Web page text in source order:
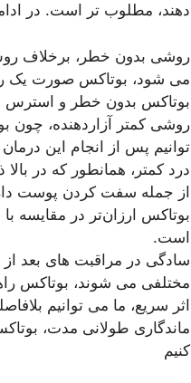
دهند، مطلوب تر است. در
روشی بدون خطر، برخلاف
می شود، بوتاکس صورت یک
بوتاکس بدون خطر و استرس
روشی کمتر آزاردهنده، چون
توانیم پس از انجام این
درد کمتر، همانطور که در بالا
از جمله سفت کردن پوست
بوتاکس ارزان‌تر در مقایسه
است.
سادگی در مراقبت های بعد از
مختلفی می شوند، بوتاکس
اثر سریع، ما می توانیم
ماندگاری طولانی مدت،
کنیم